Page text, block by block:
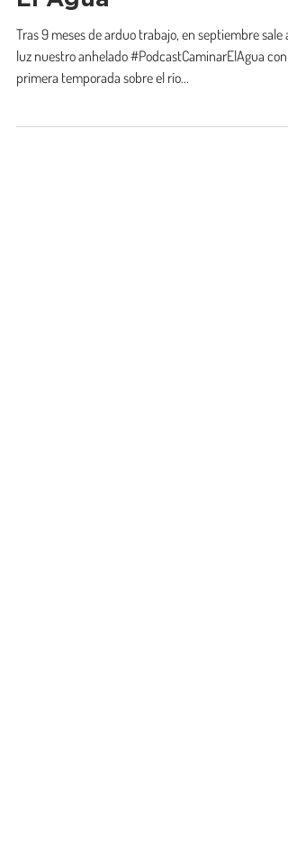
el Podcast de Caminar
El Agua
Tras 9 meses de arduo trabajo, en septiembre sale a
primera temporada sobre el río...